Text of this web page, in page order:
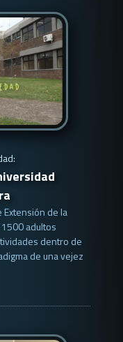
Extensión de la
1500 adultos
dentro de
de una vejez